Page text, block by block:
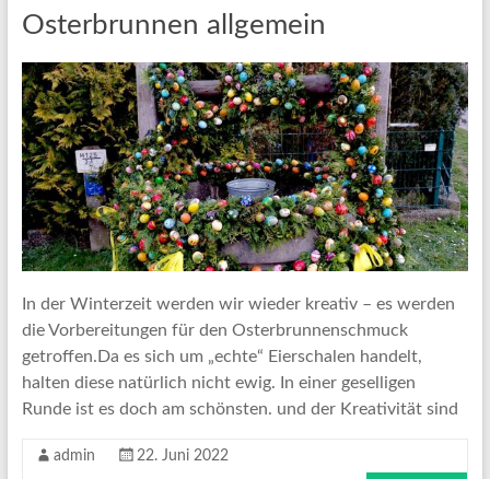
Osterbrunnen allgemein
In der Winterzeit werden wir wieder kreativ – es werden
die Vorbereitungen für den Osterbrunnenschmuck
getroffen.Da es sich um „echte“ Eierschalen handelt,
halten diese natürlich nicht ewig. In einer geselligen
Runde ist es doch am schönsten. und der Kreativität sind
admin 22. Juni 2022